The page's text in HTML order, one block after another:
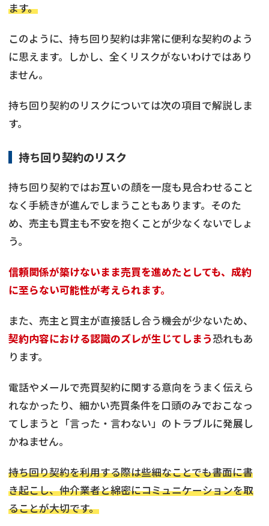
ます。
このように、持ち回り契約は非常に便利な契約のよう
に思えます。しかし、全くリスクがないわけではあり
ません。
持ち回り契約のリスクについては次の項目で解説しま
す。
持ち回り契約のリスク
持ち回り契約ではお互いの顔を一度も見合わせること
なく手続きが進んでしまうこともあります。そのた
め、売主も買主も不安を抱くことが少なくないでしょ
う。
信頼関係が築けないまま売買を進めたとしても、成約
に至らない可能性が考えられます。
また、売主と買主が直接話し合う機会が少ないため、
契約内容における認識のズレが生じてしまう恐れもあ
ります。
電話やメールで売買契約に関する意向をうまく伝えら
れなかったり、細かい売買条件を口頭のみでおこなっ
てしまうと「言った・言わない」のトラブルに発展し
かねません。
持ち回り契約を利用する際は些細なことでも書面に書
き起こし、仲介業者と綿密にコミュニケーションを取
ることが大切です。